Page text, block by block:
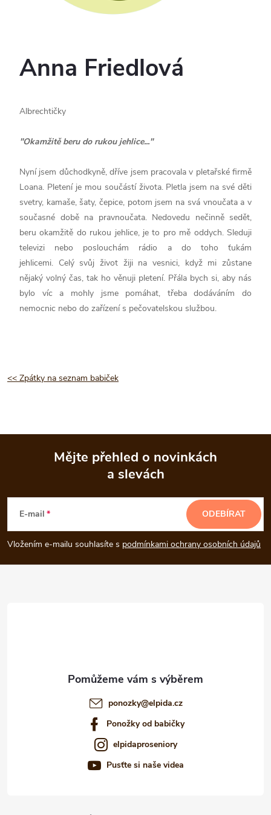
Anna Friedlová
Albrechtičky
"Okamžitě beru do rukou jehlice..."
Nyní jsem důchodkyně, dříve jsem pracovala v pletařské firmě
Loana. Pletení je mou součástí života. Pletla jsem na své děti
svetry, kamaše, šaty, čepice, potom jsem na svá vnoučata a v
současné době na pravnoučata. Nedovedu nečinně sedět,
beru okamžitě do rukou jehlice, je to pro mě oddych. Sleduji
televizi nebo poslouchám rádio a do toho ťukám
jehlicemi. Celý svůj život žiji na vesnici, když mi zůstane
nějaký volný čas, tak ho věnuji pletení. Přála bych si, aby nás
bylo víc a mohly jsme pomáhat, třeba dodáváním do
nemocnic nebo do zařízení s pečovatelskou službou.
<< Zpátky na seznam babiček
p
a
Mějte přehled o novinkách
a slevách
E-mail
Vložením e-mailu souhlasíte s podmínkami ochrany osobních údajů
ODEBÍRAT
ponozky@elpida.cz
Ponožky od babičky
elpidaproseniory
Pusťte si naše videa